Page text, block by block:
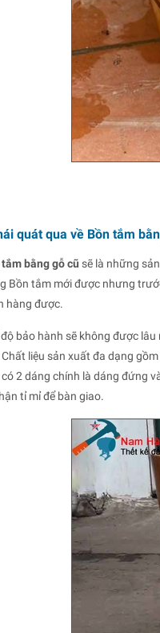
quát qua về Bồn tắm
tắm bằng gỗ cũ sẽ là những
Bồn tắm mới được nhưng
hàng được.
độ bảo hành sẽ không được
liệu sản xuất đa dạng
2 dáng chính là dáng đứng
tỉ mỉ để bàn giao.